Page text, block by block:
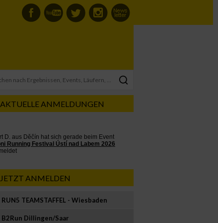
AKTUELLE ANMELDUNGEN
JETZT ANMELDEN
RUN5 TEAMSTAFFEL - Wiesbaden
B2Run Dillingen/Saar